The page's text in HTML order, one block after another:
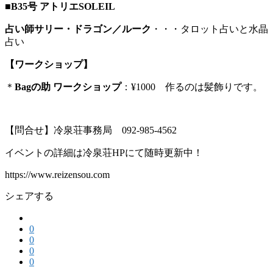
■B35号 アトリエSOLEIL
占い師サリー・ドラゴン／ルーク ・・・タロット占いと水晶
占い
【ワークショップ】
＊ Bagの助 ワークショップ：¥1000 作るのは髪飾りです。
【問合せ】冷泉荘事務局 092-985-4562
イベントの詳細は冷泉荘HPにて随時更新中！
https://www.reizensou.com
シェアする
0
0
0
0